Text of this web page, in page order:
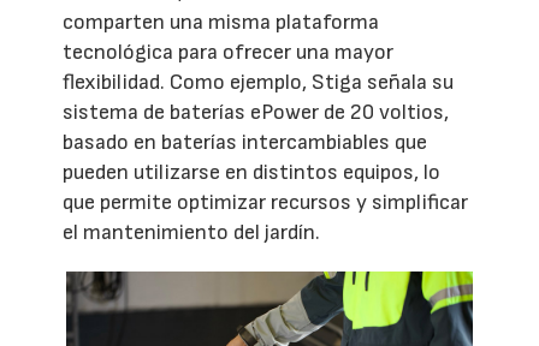
comparten una misma plataforma
tecnológica para ofrecer una mayor
flexibilidad. Como ejemplo, Stiga señala su
sistema de baterías ePower de 20 voltios,
basado en baterías intercambiables que
pueden utilizarse en distintos equipos, lo
que permite optimizar recursos y simplificar
el mantenimiento del jardín.